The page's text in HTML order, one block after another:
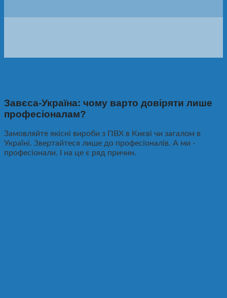
Завєса-Україна: чому варто довіряти лише
професіоналам?
Замовляйте якісні вироби з ПВХ в Києві чи загалом в
Україні. Звертайтеся лише до професіоналів. А ми -
професіонали. І на це є ряд причин.